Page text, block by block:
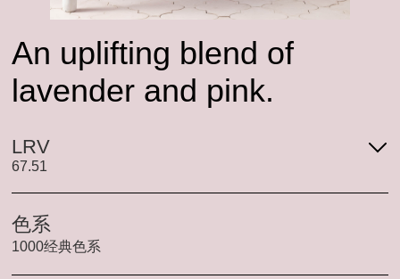
An uplifting blend of
lavender and pink.
LRV
67.51
色系
1000经典色系